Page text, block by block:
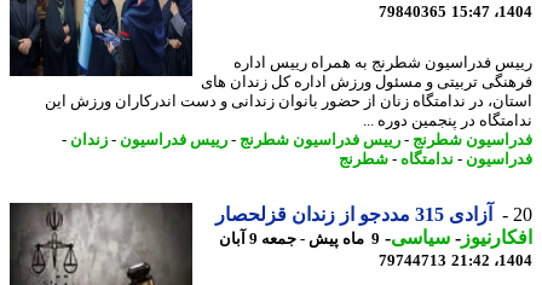
79840365
فدراسیون شطرنج به همراه رییس اداره
تربیتی و مسئول ورزش اداره کل زندان های
در ندامتگاه زنان از حضور بانوان زندانی و دست اندرکاران ورزش این
در پنجمین دوره ...
شطرنج- رییس فدراسیون شطرنج- رییس فدراسیون-زندان -
-ندامتگاه-شطرنج
آزادی 315 مددجو از زندان قزلحصار
-سیاسی-
9 ماه پیش - جمعه 9 آبان
79744713